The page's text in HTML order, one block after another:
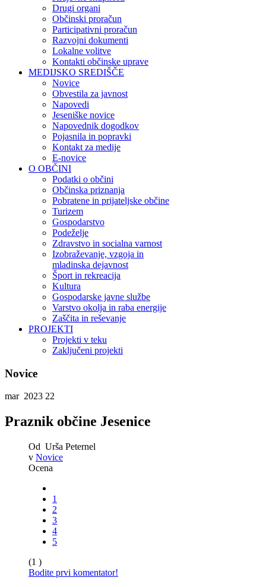
Drugi organi
Občinski proračun
Participativni proračun
Razvojni dokumenti
Lokalne volitve
Kontakti občinske uprave
MEDIJSKO SREDIŠČE
Novice
Obvestila za javnost
Napovedi
Jeseniške novice
Napovednik dogodkov
Pojasnila in popravki
Kontakt za medije
E-novice
O OBČINI
Podatki o občini
Občinska priznanja
Pobratene in prijateljske občine
Turizem
Gospodarstvo
Podeželje
Zdravstvo in socialna varnost
Izobraževanje, vzgoja in
mladinska dejavnost
Šport in rekreacija
Kultura
Gospodarske javne službe
Varstvo okolja in raba energije
Zaščita in reševanje
PROJEKTI
Projekti v teku
Zaključeni projekti
Novice
mar 2023 22
Praznik občine Jesenice
Od Urša Peternel
v Novice
Ocena
1
2
3
4
5
(1 )
Bodite prvi komentator!